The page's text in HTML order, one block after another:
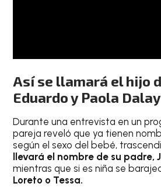
Así se llamará el hijo
Eduardo y Paola Dalay
Durante una entrevista en un
pareja reveló que ya tienen
según el sexo del bebé,
llevará el nombre de su padre,
mientras que si es niña se
Loreto o Tessa.